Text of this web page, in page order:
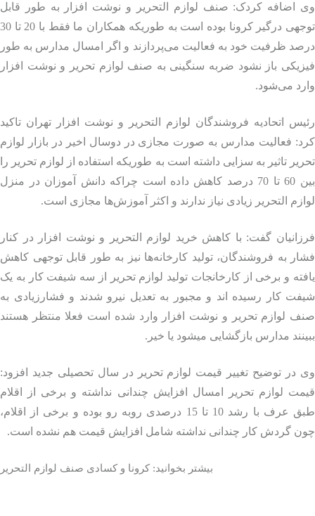
اضافه کردک: صنف لوازم التحریر و نوشت افزار به طور قابل
توجهی درگیر کرونا بوده است به طوریکه همکاران ما فقط با 20 تا 30
ظرفیت خود به فعالیت می‌پردازند و اگر امسال مدارس به طور
باز نشود ضربه سنگینی به صنف لوازم تحریر و نوشت افزار
می‌شود.
اتحادیه فروشندگان لوازم التحریر و نوشت افزار تهران تاکید
فعالیت مدارس به صورت مجازی در دوسال اخیر در بازار لوازم
تاثیر به سزایی داشته است به طوریکه استفاده از لوازم تحریر را
بین 60 تا 70 درصد کاهش داده است چراکه دانش آموزان در منزل
التحریر زیادی نیاز ندارند و اکثر آموزش‌ها مجازی است.
گفت: با کاهش خرید لوازم التحریر و نوشت افزار در کنار
به فروشندگان، تولید کارخانه‌ها نیز به طور قابل توجهی کاهش
و برخی از کارخانجات تولید لوازم تحریر از سه شیفت کار به یک
کار رسیده اند و مجبور به تعدیل نیرو شدند و فشارزیادی به
لوازم تحریر و نوشت افزار وارد شده است فعلا منتظر هستند
مدارس بازگشایی میشود یا خیر.
در توضیح تغییر قیمت لوازم تحریر در سال تحصیلی جدید افزود:
لوازم تحریر امسال افزایش چندانی نداشته و برخی از اقلام
طبق عرف با رشد 10 تا 15 درصدی روبه رو بوده و برخی از اقلام،
گردش کار چندانی نداشته شامل افزایش قیمت هم نشده است.
بیشتر بخوانید: کرونا و کسادی صنف لوازم التحریر